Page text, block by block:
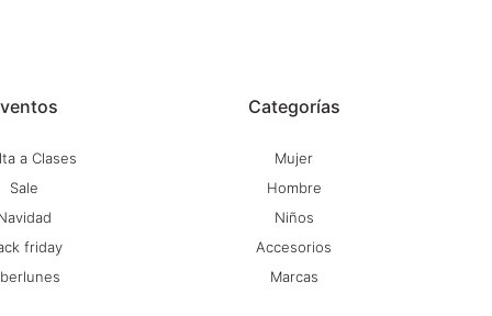
a Clases
Sale
friday
Categorías
Mujer
Hombre
Niños
Accesorios
Marcas